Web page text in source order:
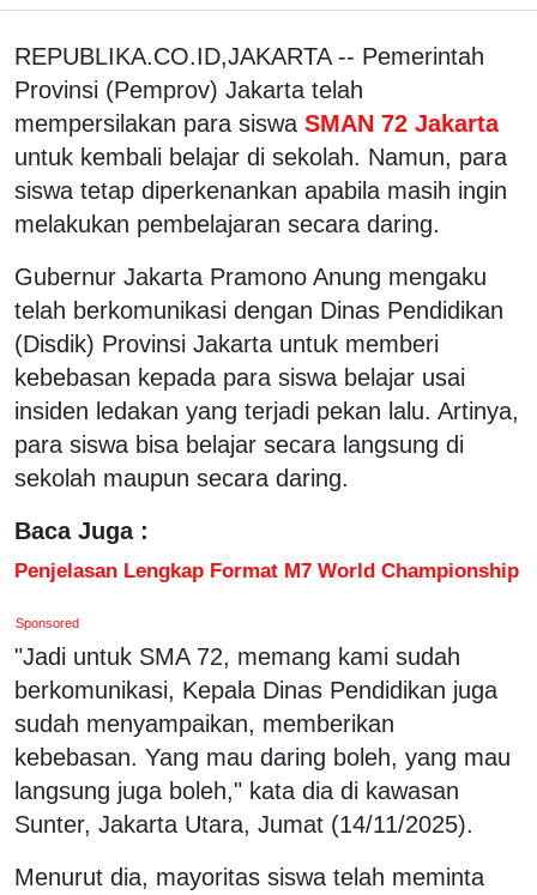
REPUBLIKA.CO.ID,JAKARTA -- Pemerintah
Provinsi (Pemprov) Jakarta telah
mempersilakan para siswa SMAN 72 Jakarta
untuk kembali belajar di sekolah. Namun, para
siswa tetap diperkenankan apabila masih ingin
melakukan pembelajaran secara daring.
Gubernur Jakarta Pramono Anung mengaku
telah berkomunikasi dengan Dinas Pendidikan
(Disdik) Provinsi Jakarta untuk memberi
kebebasan kepada para siswa belajar usai
insiden ledakan yang terjadi pekan lalu. Artinya,
para siswa bisa belajar secara langsung di
sekolah maupun secara daring.
Baca Juga :
Penjelasan Lengkap Format M7 World Championship
Sponsored
"Jadi untuk SMA 72, memang kami sudah
berkomunikasi, Kepala Dinas Pendidikan juga
sudah menyampaikan, memberikan
kebebasan. Yang mau daring boleh, yang mau
langsung juga boleh," kata dia di kawasan
Sunter, Jakarta Utara, Jumat (14/11/2025).
Menurut dia, mayoritas siswa telah meminta